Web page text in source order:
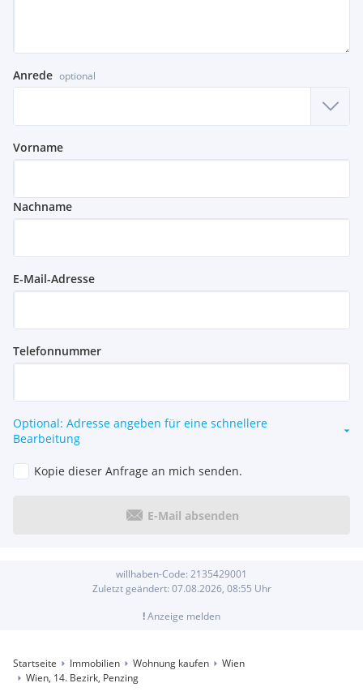
Anrede optional
Vorname
Nachname
E-Mail-Adresse
Telefonnummer
Optional: Adresse angeben für eine schnellere
Bearbeitung
Kopie dieser Anfrage an mich senden.
E-Mail absenden
willhaben-Code: 2135429001
Zuletzt geändert: 07.08.2026, 08:55 Uhr
!Anzeige melden
Startseite Immobilien Wohnung kaufen
Wien
Wien, 14. Bezirk, Penzing